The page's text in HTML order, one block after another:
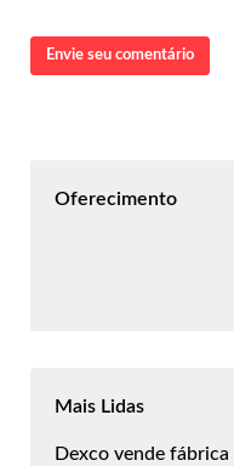
Envie seu comentário
Oferecimento
Mais Lidas
Dexco vende